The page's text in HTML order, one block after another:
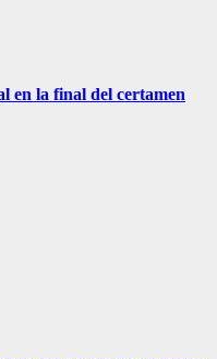
en la final del certamen